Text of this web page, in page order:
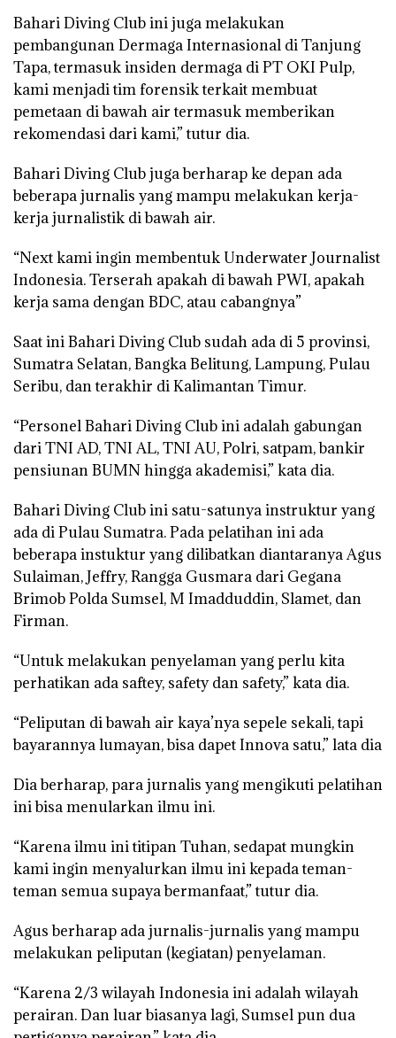
Bahari Diving Club ini juga melakukan
pembangunan Dermaga Internasional di Tanjung
Tapa, termasuk insiden dermaga di PT OKI Pulp,
kami menjadi tim forensik terkait membuat
pemetaan di bawah air termasuk memberikan
rekomendasi dari kami,” tutur dia.
Bahari Diving Club juga berharap ke depan ada
beberapa jurnalis yang mampu melakukan kerja-
kerja jurnalistik di bawah air.
“Next kami ingin membentuk Underwater Journalist
Indonesia. Terserah apakah di bawah PWI, apakah
kerja sama dengan BDC, atau cabangnya”
Saat ini Bahari Diving Club sudah ada di 5 provinsi,
Sumatra Selatan, Bangka Belitung, Lampung, Pulau
Seribu, dan terakhir di Kalimantan Timur.
“Personel Bahari Diving Club ini adalah gabungan
dari TNI AD, TNI AL, TNI AU, Polri, satpam, bankir
pensiunan BUMN hingga akademisi,” kata dia.
Bahari Diving Club ini satu-satunya instruktur yang
ada di Pulau Sumatra. Pada pelatihan ini ada
beberapa instuktur yang dilibatkan diantaranya Agus
Sulaiman, Jeffry, Rangga Gusmara dari Gegana
Brimob Polda Sumsel, M Imadduddin, Slamet, dan
Firman.
“Untuk melakukan penyelaman yang perlu kita
perhatikan ada saftey, safety dan safety,” kata dia.
“Peliputan di bawah air kaya’nya sepele sekali, tapi
bayarannya lumayan, bisa dapet Innova satu,” lata dia
Dia berharap, para jurnalis yang mengikuti pelatihan
ini bisa menularkan ilmu ini.
“Karena ilmu ini titipan Tuhan, sedapat mungkin
kami ingin menyalurkan ilmu ini kepada teman-
teman semua supaya bermanfaat,” tutur dia.
Agus berharap ada jurnalis-jurnalis yang mampu
melakukan peliputan (kegiatan) penyelaman.
“Karena 2/3 wilayah Indonesia ini adalah wilayah
perairan. Dan luar biasanya lagi, Sumsel pun dua